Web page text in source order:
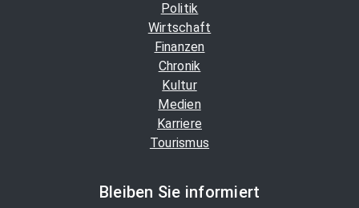
Politik
Wirtschaft
Finanzen
Chronik
Kultur
Medien
Karriere
Tourismus
Bleiben Sie informiert